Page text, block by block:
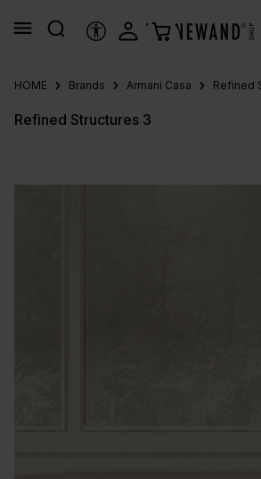
principale
STRUMENTI DI
HOME Brands Armani Casa Refined
Refined Structures 3